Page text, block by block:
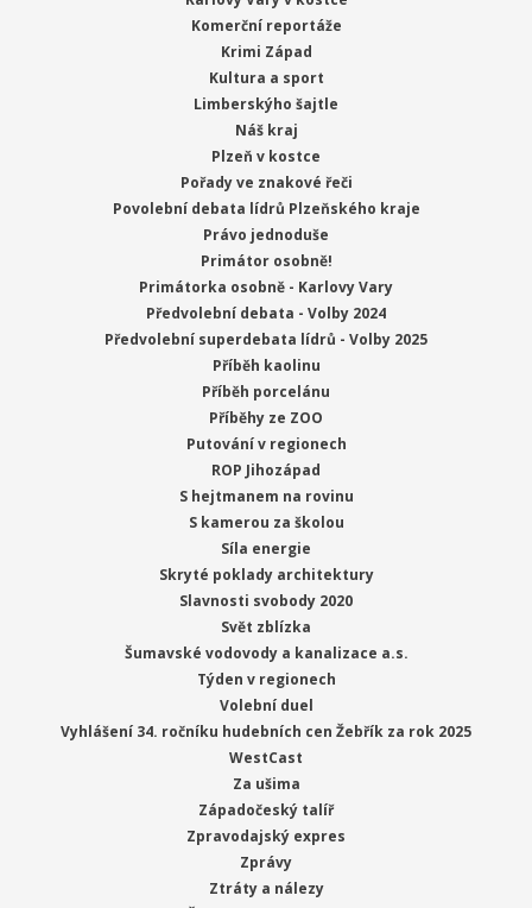
Komerční reportáže
Krimi Západ
Kultura a sport
Limberskýho šajtle
Náš kraj
Plzeň v kostce
Pořady ve znakové řeči
Povolební debata lídrů Plzeňského kraje
Právo jednoduše
Primátor osobně!
Primátorka osobně - Karlovy Vary
Předvolební debata - Volby 2024
Předvolební superdebata lídrů - Volby 2025
Příběh kaolinu
Příběh porcelánu
Příběhy ze ZOO
Putování v regionech
ROP Jihozápad
S hejtmanem na rovinu
S kamerou za školou
Síla energie
Skryté poklady architektury
Slavnosti svobody 2020
Svět zblízka
Šumavské vodovody a kanalizace a.s.
Týden v regionech
Volební duel
Vyhlášení 34. ročníku hudebních cen Žebřík za rok 2025
WestCast
Za ušima
Západočeský talíř
Zpravodajský expres
Zprávy
Ztráty a nálezy